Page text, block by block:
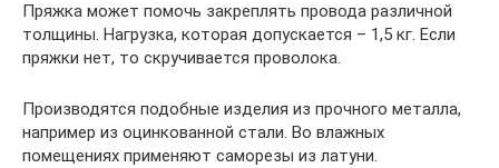
Пряжка может помочь закреплять провода различной
толщины. Нагрузка, которая допускается – 1,5 кг. Если
пряжки нет, то скручивается проволока.
Производятся подобные изделия из прочного металла,
например из оцинкованной стали. Во влажных
помещениях применяют саморезы из латуни.